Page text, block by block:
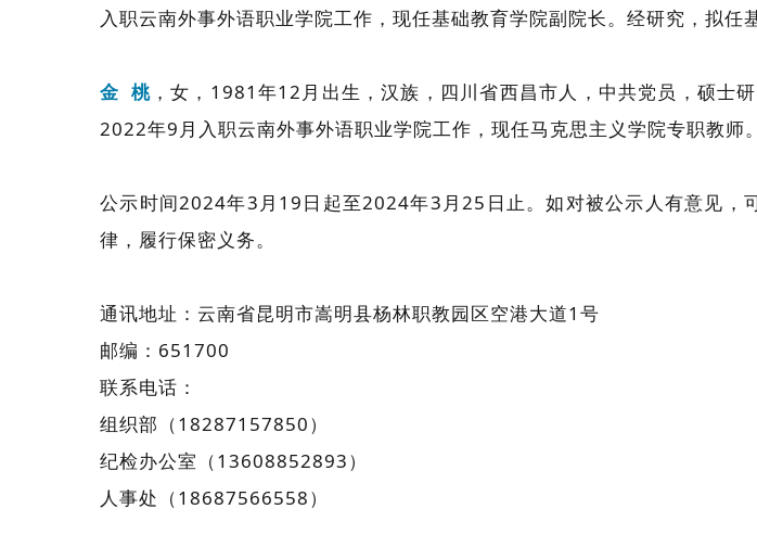
入职云南外事外语职业学院工作，现任基础教育学院副院长。经研究，拟任
金 桃，女，1981年12月出生，汉族，四川省西昌市人，中共党员，硕士
2022年9月入职云南外事外语职业学院工作，现任马克思主义学院专职教师
公示时间2024年3月19日起至2024年3月25日止。如对被公示人有意见，
律，履行保密义务。
通讯地址：云南省昆明市嵩明县杨林职教园区空港大道1号
邮编：651700
联系电话：
组织部（18287157850）
纪检办公室（13608852893）
人事处（18687566558）